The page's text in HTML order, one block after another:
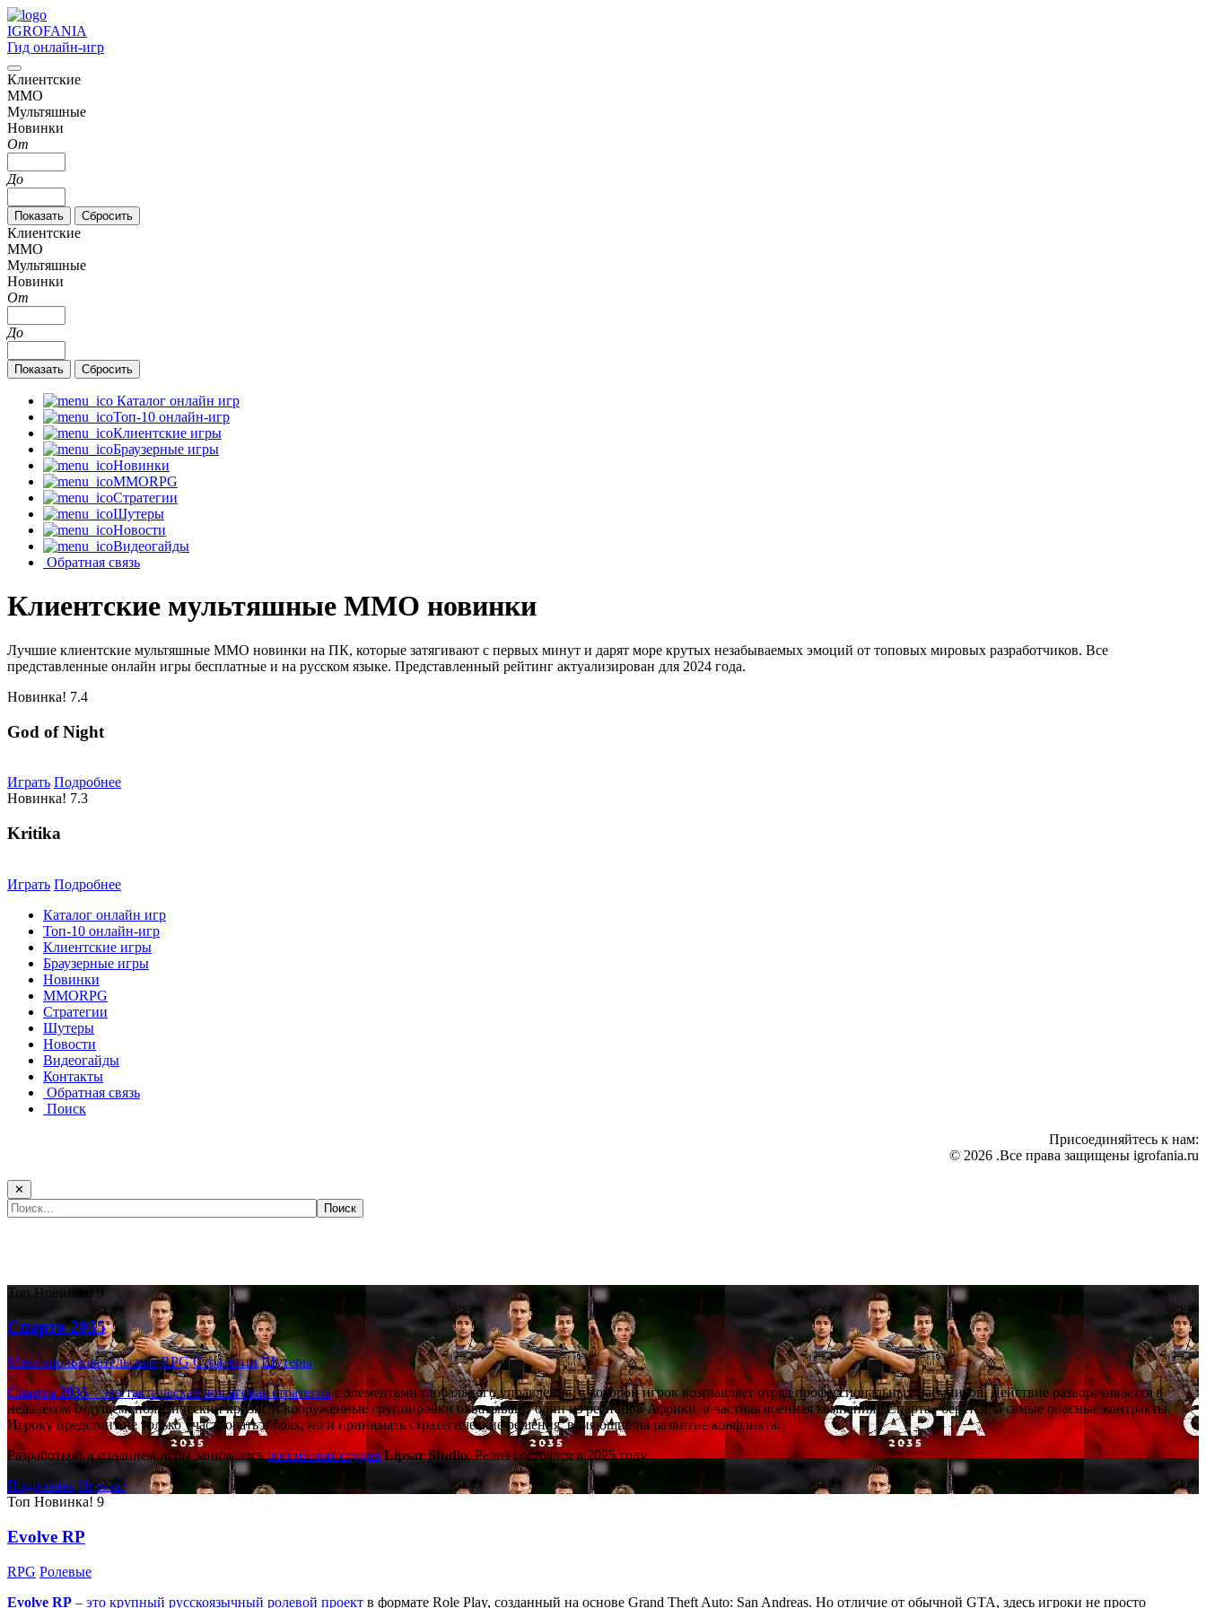
IGROFANIA
Гид онлайн-игр
Клиентские
MMO
Мультяшные
Новинки
От
До
Клиентские
MMO
Мультяшные
Новинки
От
До
Каталог онлайн игр
Топ-10 онлайн-игр
Клиентские игры
Браузерные игры
Новинки
MMORPG
Стратегии
Шутеры
Новости
Видеогайды
Обратная связь
Клиентские мультяшные MMO новинки
Лучшие клиентские мультяшные MMO новинки на ПК, которые затягивают с первых минут и дарят море крутых незабываемых эмоций от топовых мировых разработчиков. Все
представленные онлайн игры бесплатные и на русском языке. Представленный рейтинг актуализирован для 2024 года.
Новинка! 7.4
God of Night
Играть Подробнее
Новинка! 7.3
Kritika
Играть Подробнее
Каталог онлайн игр
Топ-10 онлайн-игр
Клиентские игры
Браузерные игры
Новинки
MMORPG
Стратегии
Шутеры
Новости
Видеогайды
Контакты
Обратная связь
Поиск
Присоединяйтесь к нам:
© 2026 .Все права защищены igrofania.ru
✕
Топ Новинка! 9
Спарта 2035
Многопользовательские RPG Стратегии Шутеры
Спарта 2035– это тактическаяпошаговая стратегияс элементами глобального управления, в которой игрок возглавляет отряд профессиональных наёмников. Действие разворачивается в
недалёком будущем: политический кризис и вооружённые группировки охватывают один из регионов Африки, а частная военная компания «Спарта» берётся за самые опасные контракты.
Игроку предстоит не только участвовать в боях, но и принимать стратегические решения, влияющие на развитие конфликта.
Разработкой и изданием игры занималасьроссийская студия Lipsar Studio. Релиз состоялся в 2025 году.
Подробнее Играть!
Топ Новинка! 9
Evolve RP
RPG Ролевые
Evolve RP – это крупный русскоязычный ролевой проект в формате Role Play, созданный на основе Grand Theft Auto: San Andreas. Но отличие от обычной GTA, здесь игроки не просто